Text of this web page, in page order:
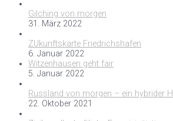
Gilching von morgen
31. März 2022
ZUkunftskarte Friedrichshafen
6. Januar 2022
Witzenhausen geht fair
5. Januar 2022
Russland von morgen – ein hybrider
22. Oktober 2021